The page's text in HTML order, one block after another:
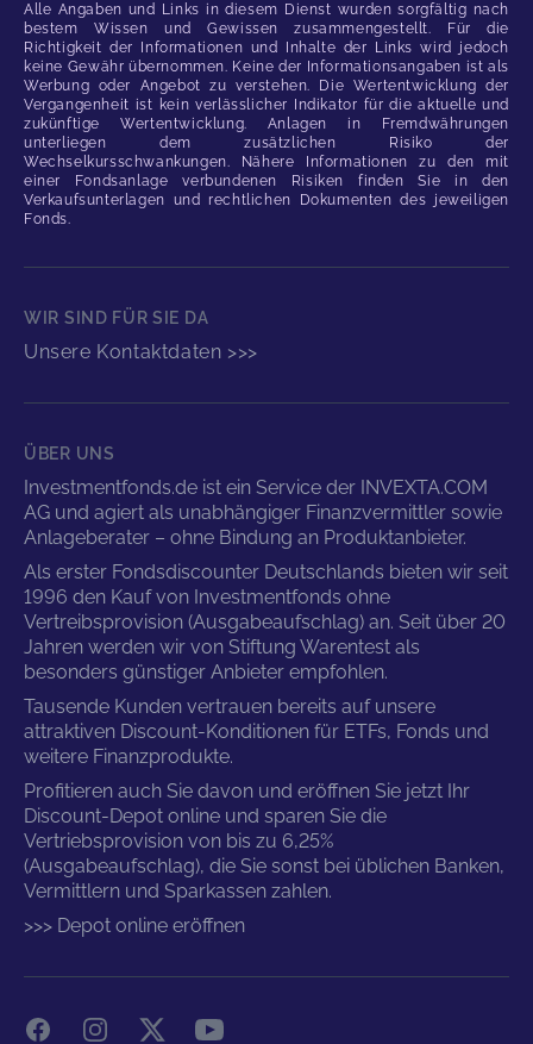
Alle Angaben und Links in diesem Dienst wurden sorgfältig nach
bestem Wissen und Gewissen zusammengestellt. Für die
Richtigkeit der Informationen und Inhalte der Links wird jedoch
keine Gewähr übernommen. Keine der Informationsangaben ist als
Werbung oder Angebot zu verstehen. Die Wertentwicklung der
Vergangenheit ist kein verlässlicher Indikator für die aktuelle und
zukünftige Wertentwicklung. Anlagen in Fremdwährungen
unterliegen dem zusätzlichen Risiko der
Wechselkursschwankungen. Nähere Informationen zu den mit
einer Fondsanlage verbundenen Risiken finden Sie in den
Verkaufsunterlagen und rechtlichen Dokumenten des jeweiligen
Fonds.
WIR SIND FÜR SIE DA
Unsere Kontaktdaten >>>
ÜBER UNS
Investmentfonds.de ist ein Service der INVEXTA.COM
AG und agiert als unabhängiger Finanzvermittler sowie
Anlageberater – ohne Bindung an Produktanbieter.
Als erster Fondsdiscounter Deutschlands bieten wir seit
1996 den Kauf von Investmentfonds ohne
Vertreibsprovision (Ausgabeaufschlag) an. Seit über 20
Jahren werden wir von Stiftung Warentest als
besonders günstiger Anbieter empfohlen.
Tausende Kunden vertrauen bereits auf unsere
attraktiven Discount-Konditionen für ETFs, Fonds und
weitere Finanzprodukte.
Profitieren auch Sie davon und eröffnen Sie jetzt Ihr
Discount-Depot online und sparen Sie die
Vertriebsprovision von bis zu 6,25%
(Ausgabeaufschlag), die Sie sonst bei üblichen Banken,
Vermittlern und Sparkassen zahlen.
>>> Depot online eröffnen
FacebookInstagram
X YouTube